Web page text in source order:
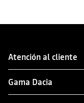
Atención al cliente
Gama Dacia